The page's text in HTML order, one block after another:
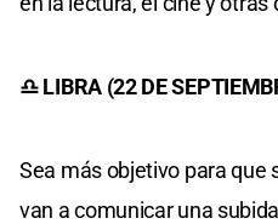
♎ LIBRA (22 DE
Sea más objetivo para que
van a comunicar una